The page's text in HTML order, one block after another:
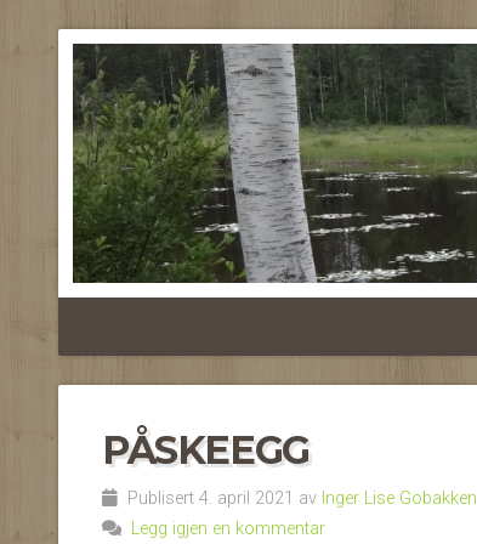
PÅSKEEGG
Publisert 4. april 2021 av Inger Lise Gobakken
Legg igjen en kommentar